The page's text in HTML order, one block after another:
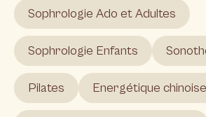
Sophrologie Ado et Adultes
Sophrologie Enfants
Pilates Energétique chinoise